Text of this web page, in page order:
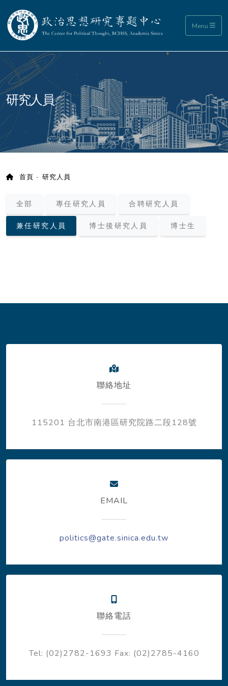
政治思想研究專題中心 Menu
:::
研究人員
首頁 研究人員
全部 專任研究人員 合聘研究人員
兼任研究人員 博士後研究人員 博士生
聯絡地址
115201 台北市南港區研究院路二段128號
EMAIL
politics@gate.sinica.edu.tw
聯絡電話
Tel: (02)2782-1693 Fax: (02)2785-4160